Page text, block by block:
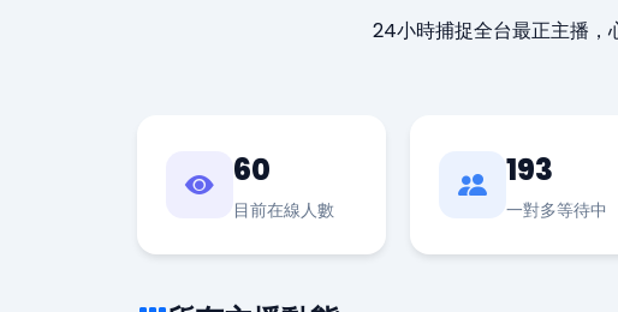
24小時捕捉全台最正主播，
60
目前在線人數
193
一對多等待中